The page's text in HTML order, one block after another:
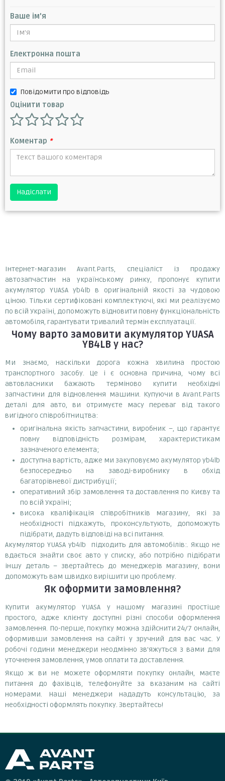
Ваше ім'я
Електронна пошта
Повідомити про відповідь
Оцінити товар
Коментар *
Надіслати
Інтернет-магазин Avant.Parts, спеціаліст із продажу
автозапчастин на українському ринку, пропонує купити
акумулятор YUASA yb4lb в оригінальній якості за чудовою
ціною. Тільки сертифіковані комплектуючі, які ми реалізуємо
по всій Україні, допоможуть відновити повну функціональність
автомобіля, гарантувати тривалий термін експлуатації.
Чому варто замовити акумулятор YUASA
YB4LB у нас?
Ми знаємо, наскільки дорога кожна хвилина простою
транспортного засобу. Це і є основна причина, чому всі
автовласники бажають терміново купити необхідні
запчастини для відновлення машини. Купуючи в Avant.Parts
деталі для авто, ви отримуєте масу переваг від такого
вигідного співробітництва:
оригінальна якість запчастини, виробник –, що гарантує
повну відповідність розмірам, характеристикам
зазначеного елемента;
доступна вартість, адже ми закуповуємо акумулятор yb4lb
безпосередньо на заводі-виробнику в обхід
багаторівневої дистрибуції;
оперативний збір замовлення та доставлення по Києву та
по всій Україні;
висока кваліфікація співробітників магазину, які за
необхідності підкажуть, проконсультують, допоможуть
підібрати, дадуть відповіді на всі питання.
Акумулятор YUASA yb4lb підходить для автомобілів:. Якщо не
вдається знайти своє авто у списку, або потрібно підібрати
іншу деталь – звертайтесь до менеджерів магазину, вони
допоможуть вам швидко вирішити цю проблему.
Як оформити замовлення?
Купити акумулятор YUASA у нашому магазині простіше
простого, адже клієнту доступні різні способи оформлення
замовлення. По-перше, покупку можна здійснити 24/7 онлайн,
оформивши замовлення на сайті у зручний для вас час. У
робочі години менеджери неодмінно зв'яжуться з вами для
уточнення замовлення, умов оплати та доставлення.
Якщо ж ви не можете оформляти покупку онлайн, маєте
питання до фахівців, телефонуйте за вказаним на сайті
номерами. Наші менеджери нададуть консультацію, за
необхідності оформлять покупку. Звертайтесь!